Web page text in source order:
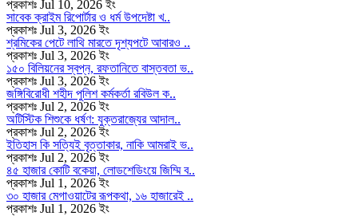
প্রকাশঃ Jul 10, 2026 ইং
সাবেক ক্রাইম রিপোর্টার ও ধর্ম উপদেষ্টা খ..
প্রকাশঃ Jul 3, 2026 ইং
শ্রমিকের পেটে লাথি মারতে দৃশ্যপটে আবারও ..
প্রকাশঃ Jul 3, 2026 ইং
১৫০ বিলিয়নের স্বপ্ন, রফতানিতে বাস্তবতা ভ..
প্রকাশঃ Jul 3, 2026 ইং
জঙ্গিবিরোধী শহীদ পুলিশ কর্মকর্তা রবিউল ক..
প্রকাশঃ Jul 2, 2026 ইং
অটিস্টিক শিশুকে ধর্ষণ: যুক্তরাজ্যের আদাল..
প্রকাশঃ Jul 2, 2026 ইং
ইতিহাস কি সত্যিই বৃত্তাকার, নাকি আমরাই ভ..
প্রকাশঃ Jul 2, 2026 ইং
৪৫ হাজার কোটি বকেয়া, লোডশেডিংয়ে জিম্মি ব..
প্রকাশঃ Jul 1, 2026 ইং
৩০ হাজার মেগাওয়াটের রূপকথা, ১৬ হাজারেই ..
প্রকাশঃ Jul 1, 2026 ইং